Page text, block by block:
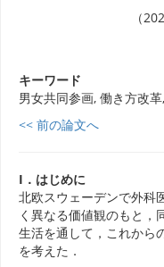
（
キーワード
男女共同参画, 働き方改
<< 前の論文へ
I．はじめに
北欧スウェーデンで外科
く異なる価値観のもと，
生活を通して，これから
を考えた．